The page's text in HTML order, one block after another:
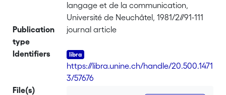
langage et de la communication,
Université de Neuchâtel, 1981/2//91-111
Publication
type
journal article
Identifiers
https://libra.unine.ch/handle/20.500.1471
3/57676
File(s)